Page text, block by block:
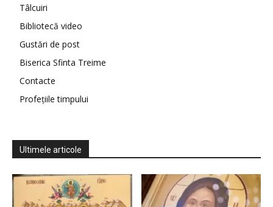
Tâlcuiri
Bibliotecă video
Gustări de post
Biserica Sfinta Treime
Contacte
Profețiile timpului
Ultimele articole